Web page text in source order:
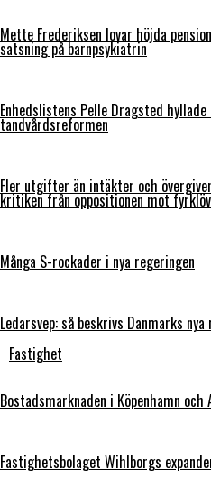
Mette Frederiksen lovar höjda
satsning på barnpsykiatrin
Enhedslistens Pelle Dragsted hyllade
tandvårdsreformen
Fler utgifter än intäkter och
kritiken från oppositionen mot
Många S-rockader i nya regeringen
Ledarsvep: så beskrivs Danmarks
Fastighet
Bostadsmarknaden i Köpenhamn
Fastighetsbolaget Wihlborgs